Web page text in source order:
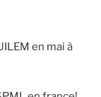
en mai à